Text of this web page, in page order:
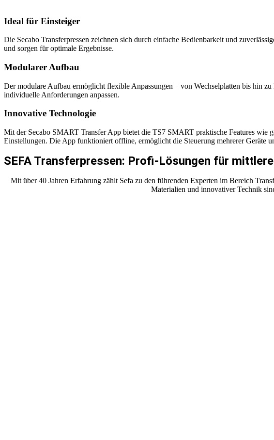
Ideal für Einsteiger
Die Secabo Transferpressen zeichnen sich durch einfache Bedienbarkeit und
und sorgen für optimale Ergebnisse.
Modularer Aufbau
Der modulare Aufbau ermöglicht flexible Anpassungen – von Wechselplatten bis hin
individuelle Anforderungen anpassen.
Innovative Technologie
Mit der Secabo SMART Transfer App bietet die TS7 SMART praktische Features wie
Einstellungen. Die App funktioniert offline, ermöglicht die Steuerung mehrerer Geräte
SEFA Transferpressen: Profi-Lösungen für
Mit über 40 Jahren Erfahrung zählt Sefa zu den führenden Experten im Bereich
Materialien und innovativer Technik